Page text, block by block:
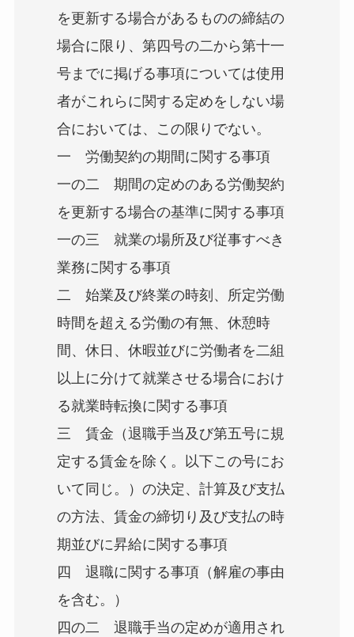
を更新する場合があるものの締結の
場合に限り、第四号の二から第十一
号までに掲げる事項については使用
者がこれらに関する定めをしない場
合においては、この限りでない。
一 労働契約の期間に関する事項
一の二 期間の定めのある労働契約
を更新する場合の基準に関する事項
一の三 就業の場所及び従事すべき
業務に関する事項
二 始業及び終業の時刻、所定労働
時間を超える労働の有無、休憩時
間、休日、休暇並びに労働者を二組
以上に分けて就業させる場合におけ
る就業時転換に関する事項
三 賃金（退職手当及び第五号に規
定する賃金を除く。以下この号にお
いて同じ。）の決定、計算及び支払
の方法、賃金の締切り及び支払の時
期並びに昇給に関する事項
四 退職に関する事項（解雇の事由
を含む。）
四の二 退職手当の定めが適用され